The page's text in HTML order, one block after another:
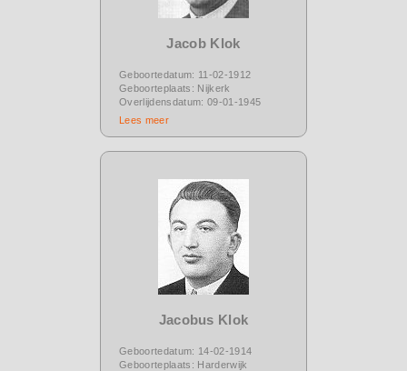
Jacob Klok
Geboortedatum: 11-02-1912
Geboorteplaats: Nijkerk
Overlijdensdatum: 09-01-1945
Lees meer
Jacobus Klok
Geboortedatum: 14-02-1914
Geboorteplaats: Harderwijk